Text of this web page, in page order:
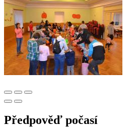
Předpověď počasí